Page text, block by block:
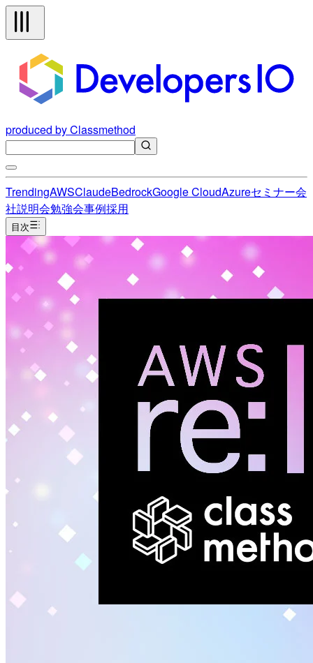
produced by Classmethod
TrendingAWSClaudeBedrockGoogle CloudAzureセミナー会
社説明会勉強会事例採用
目次